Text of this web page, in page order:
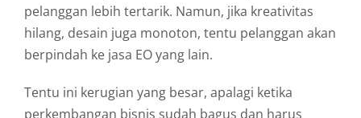
pelanggan lebih tertarik. Namun, jika kreativitas
hilang, desain juga monoton, tentu pelanggan akan
berpindah ke jasa EO yang lain.
Tentu ini kerugian yang besar, apalagi ketika
perkembangan bisnis sudah bagus dan harus